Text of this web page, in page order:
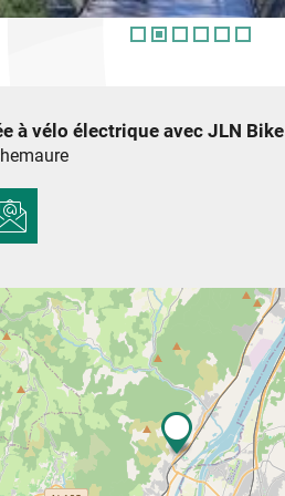
à vélo électrique avec JLN Bike